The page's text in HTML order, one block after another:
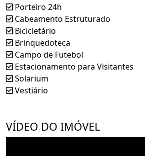
Porteiro 24h
Cabeamento Estruturado
Bicicletário
Brinquedoteca
Campo de Futebol
Estacionamento para Visitantes
Solarium
Vestiário
VÍDEO DO IMÓVEL